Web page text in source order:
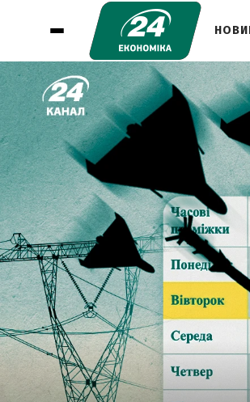
1
У ЯКОМУ СТАНІ ЕНЕРГОСИСТЕМА
УКРАЇНИ ВЛІТКУ
ЧИ БУДУТЬ ВІДКЛЮЧЕННЯ НАДАЛІ
3
ЧОМУ СОНЯЧНОЇ ГЕНЕРАЦІЇ БІЛЬШЕ,
АЛЕ ДЕФІЦИТ ВСЕ ОДНО Є